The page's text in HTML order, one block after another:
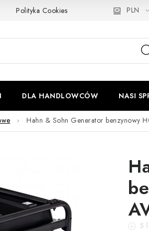
Polityka Cookies Odstąpienie odPLN
DLA HANDLOWCÓW NASI
Hahn & Sohn Generator benzynowy
5